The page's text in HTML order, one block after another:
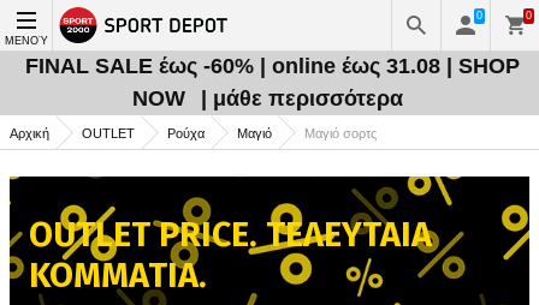
ΜΕΝΟΎ
0 0
FINAL SALE έως -60% | online έως 31.08 | SHOP
NOW
| μάθε περισσότερα
Αρχική OUTLET Ρούχα Μαγιό Μαγιό σορτς
OUTLET PRICE. ΤΕΛΕΥΤΑΙΑ
ΚΟΜΜΑΤΙΑ.